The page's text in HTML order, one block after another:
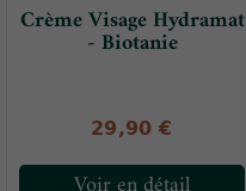
Crème Visage Hydramat
- Biotanie
29,90 €